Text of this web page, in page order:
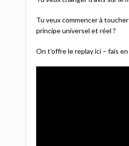
Tu veux commencer à
principe universel et réel ?
On t’offre le replay ici – fais